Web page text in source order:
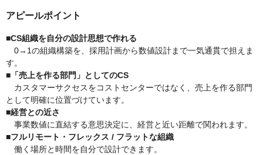
アピールポイント
■CS組織を自分の設計思想で作れる
0→1の組織構築を、採用計画から数値設計まで一気通貫で担えま
す。
■「売上を作る部門」としてのCS
カスタマーサクセスをコストセンターではなく、売上を作る部門
として明確に位置づけています。
■経営との近さ
事業数値に直結する意思決定に、経営と近い距離で関われます。
■フルリモート・フレックス / フラットな組織
働く場所と時間を自分で設計できます。